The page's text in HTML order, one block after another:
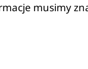
musimy